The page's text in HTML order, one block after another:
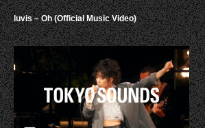
luvis – Oh (Official Music Video)